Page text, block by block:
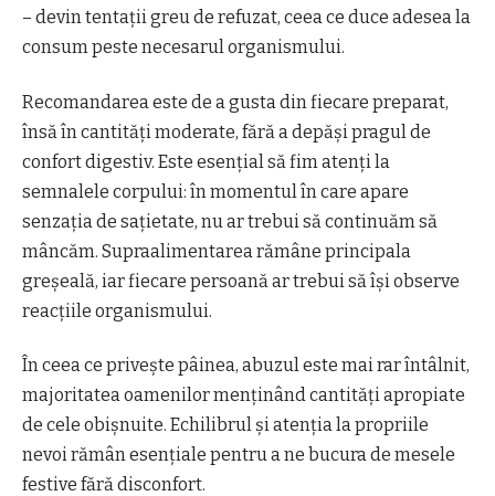
– devin tentații greu de refuzat, ceea ce duce adesea la
consum peste necesarul organismului.
Recomandarea este de a gusta din fiecare preparat,
însă în cantități moderate, fără a depăși pragul de
confort digestiv. Este esențial să fim atenți la
semnalele corpului: în momentul în care apare
senzația de sațietate, nu ar trebui să continuăm să
mâncăm. Supraalimentarea rămâne principala
greșeală, iar fiecare persoană ar trebui să își observe
reacțiile organismului.
În ceea ce privește pâinea, abuzul este mai rar întâlnit,
majoritatea oamenilor menținând cantități apropiate
de cele obișnuite. Echilibrul și atenția la propriile
nevoi rămân esențiale pentru a ne bucura de mesele
festive fără disconfort.